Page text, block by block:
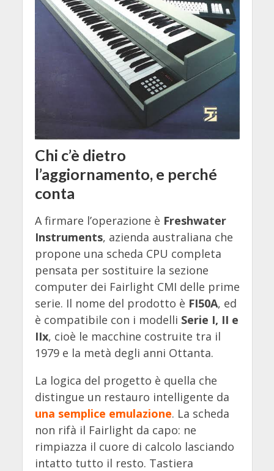
Chi c’è dietro
l’aggiornamento, e perché
conta
A firmare l’operazione è Freshwater
Instruments, azienda australiana che
propone una scheda CPU completa
pensata per sostituire la sezione
computer dei Fairlight CMI delle prime
serie. Il nome del prodotto è FI50A, ed
è compatibile con i modelli Serie I, II e
IIx, cioè le macchine costruite tra il
1979 e la metà degli anni Ottanta.
La logica del progetto è quella che
distingue un restauro intelligente da
una semplice emulazione. La scheda
non rifà il Fairlight da capo: ne
rimpiazza il cuore di calcolo lasciando
intatto tutto il resto. Tastiera